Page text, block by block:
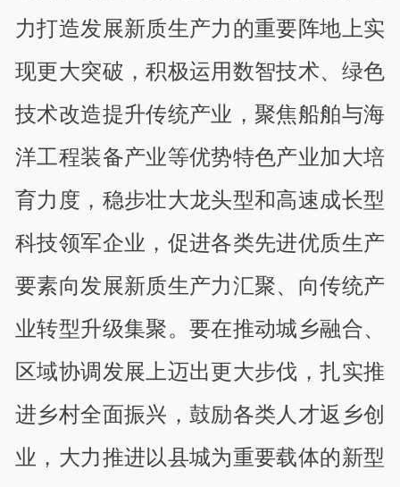
力打造发展新质生产力的重要阵地上实
现更大突破，积极运用数智技术、绿色
技术改造提升传统产业，聚焦船舶与海
洋工程装备产业等优势特色产业加大培
育力度，稳步壮大龙头型和高速成长型
科技领军企业，促进各类先进优质生产
要素向发展新质生产力汇聚、向传统产
业转型升级集聚。要在推动城乡融合、
区域协调发展上迈出更大步伐，扎实推
进乡村全面振兴，鼓励各类人才返乡创
业，大力推进以县城为重要载体的新型